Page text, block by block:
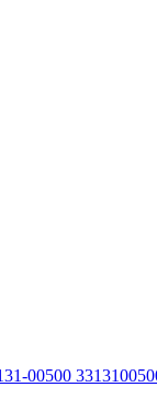
00500